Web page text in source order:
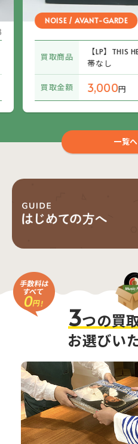
NOISE / AVANT-GARDE
買取商品
【LP】THIS
帯なし
買取金額 3,000円
一覧
3つの買
お選びい